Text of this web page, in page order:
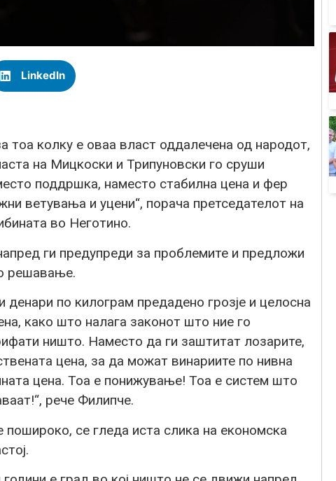
LinkedIn
тоа колку е оваа власт оддалечена од народот,
на Мицкоски и Трипуновски го сруши
поддршка, наместо стабилна цена и фер
ветувања и уцени“, порача претседателот на
во Неготино.
ги предупреди за проблемите и предложи
решавање.
денари по килограм предадено грозје и целосна
како што налага законот што ние го
ништо. Наместо да ги заштитат лозарите,
цена, за да можат винариите по нивна
цена. Тоа е понижување! Тоа е систем што
рече Филипче.
пошироко, се гледа иста слика на економска